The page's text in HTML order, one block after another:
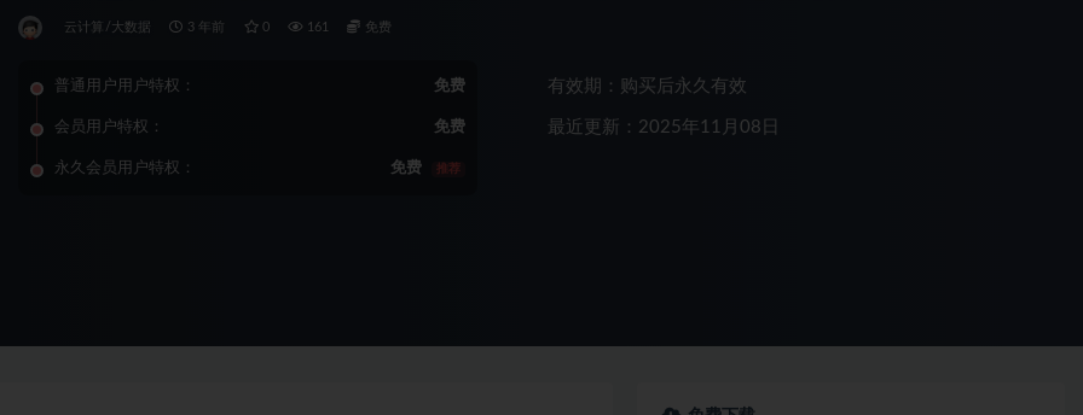
云计算/大数据 3 年前 0 161 免费
普通用户用户特权： 免费
会员用户特权： 免费
永久会员用户特权： 免费 推荐
有效期：购买后永久有效
最近更新：2025年11月08日